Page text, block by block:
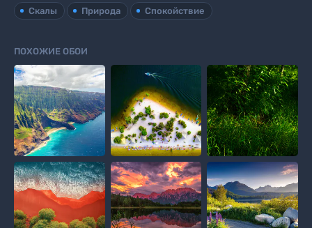
Скалы
Природа Спокойствие
ПОХОЖИЕ ОБОИ